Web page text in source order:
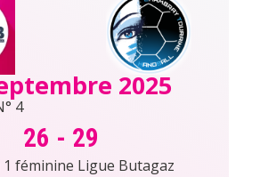
2025
4
26 - 29
féminine Ligue Butagaz